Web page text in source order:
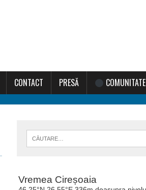
CONTACT PRESĂ COMUNITATE